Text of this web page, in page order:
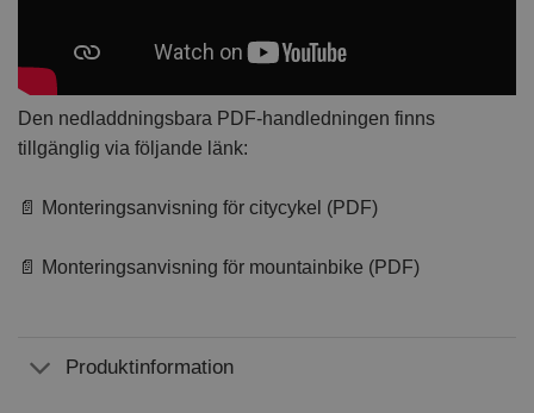
Den nedladdningsbara PDF-handledningen finns
tillgänglig via följande länk:
📄 Monteringsanvisning för citycykel (PDF)
📄 Monteringsanvisning för mountainbike (PDF)
Produktinformation